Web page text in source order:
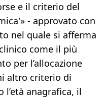
e il criterio del
- approvato con
nel quale si afferma
come il più
per l’allocazione
altro criterio di
l’età anagrafica, il